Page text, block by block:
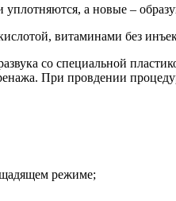
а новые –
витаминами без
со специальной
При провдении
щадящем режиме;